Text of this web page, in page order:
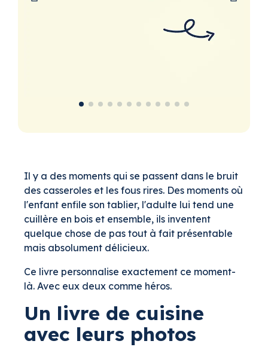
Il y a des moments qui se passent dans le bruit
des casseroles et les fous rires. Des moments où
l'enfant enfile son tablier, l'adulte lui tend une
cuillère en bois et ensemble, ils inventent
quelque chose de pas tout à fait présentable
mais absolument délicieux.
Ce livre personnalise exactement ce moment-
là. Avec eux deux comme héros.
Un livre de cuisine
avec leurs photos